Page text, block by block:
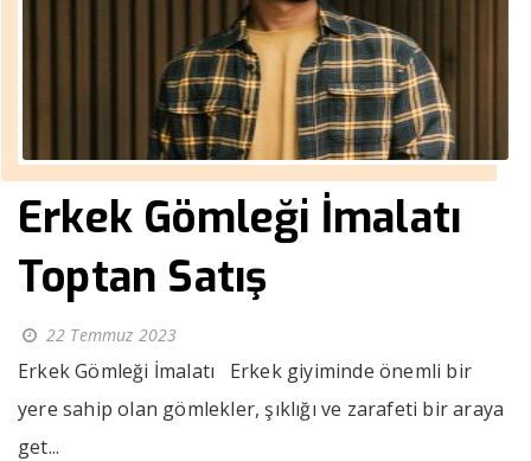
Erkek Gömleği İmalatı
Toptan Satış
22 Temmuz 2023
Erkek Gömleği İmalatı Erkek giyiminde önemli bir
yere sahip olan gömlekler, şıklığı ve zarafeti bir araya
get...